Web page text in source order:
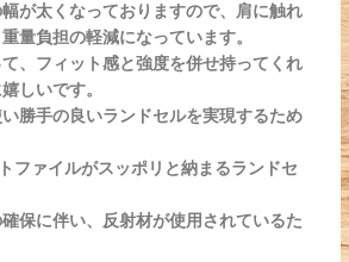
が太くなっておりますので、肩に触れ
量負担の軽減になっています。
、フィット感と強度を併せ持ってくれ
しいです。
勝手の良いランドセルを実現するため
ファイルがスッポリと納まるランドセ
保に伴い、反射材が使用されているた